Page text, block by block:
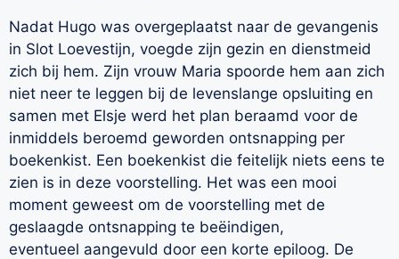
Nadat Hugo was overgeplaatst naar de gevangenis
in Slot Loevestijn, voegde zijn gezin en dienstmeid
zich bij hem. Zijn vrouw Maria spoorde hem aan zich
niet neer te leggen bij de levenslange opsluiting en
samen met Elsje werd het plan beraamd voor de
inmiddels beroemd geworden ontsnapping per
boekenkist. Een boekenkist die feitelijk niets eens te
zien is in deze voorstelling. Het was een mooi
moment geweest om de voorstelling met de
geslaagde ontsnapping te beëindigen,
eventueel aangevuld door een korte epiloog. De